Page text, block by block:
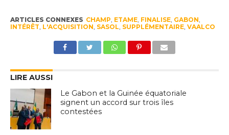
ARTICLES CONNEXES CHAMP ETAME, FINALISE, GABON
INTÉRÊT L'ACQUISITION SASOL SUPPLÉMENTAIRE, VAALCO
LIRE AUSSI
Le Gabon et la Guinée équatoriale
signent un accord sur trois îles
contestées